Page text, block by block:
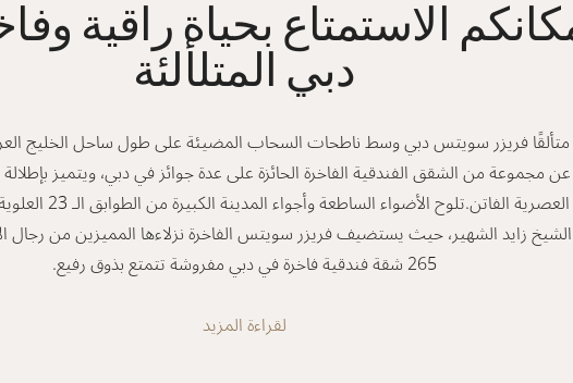
الاستمتاع بحياة راقية
دبي المتلألئة
متألقًا فريزر سويتس دبي وسط ناطحات السحاب المضيئة على طول ساحل الخليج
عن مجموعة من الشقق الفندقية الفاخرة الحائزة على عدة جوائز في دبي، ويتميز
الإمارة العصرية
زايد الشهير، حيث يستضيف فريزر سويتس الفاخرة نزلاءها المميزين من رجال
265 شقة فندقية فاخرة في دبي مفروشة تتمتع بذوق رفيع.
لقراءة المزيد